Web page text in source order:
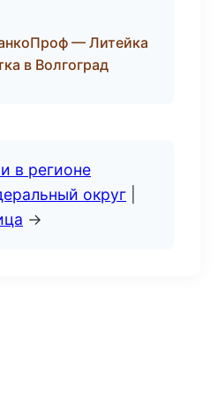
— Литейка
в Волгоград
в регионе
округ
→